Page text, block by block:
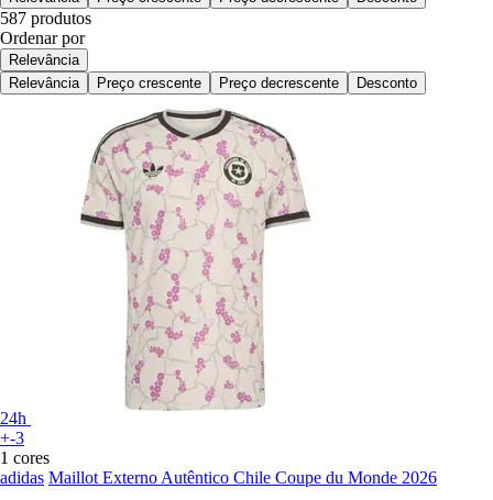
587 produtos
Ordenar por
Relevância
Relevância
Preço crescente Preço decrescente Desconto
24h
+-3
1 cores
adidas Maillot Externo Autêntico Chile Coupe du Monde 2026